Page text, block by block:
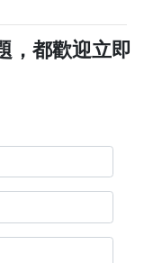
，都歡迎立即